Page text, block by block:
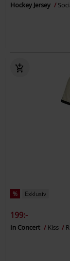
Hockey Jersey
% Exklusiv
199:-
In Concert Kiss